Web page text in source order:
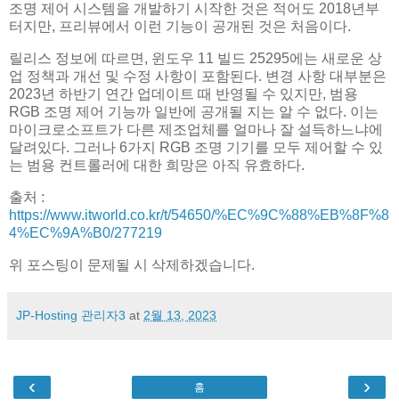
조명 제어 시스템을 개발하기 시작한 것은 적어도 2018년부
터지만, 프리뷰에서 이런 기능이 공개된 것은 처음이다.
릴리스 정보에 따르면, 윈도우 11 빌드 25295에는 새로운 상
업 정책과 개선 및 수정 사항이 포함된다. 변경 사항 대부분은
2023년 하반기 연간 업데이트 때 반영될 수 있지만, 범용
RGB 조명 제어 기능까 일반에 공개될 지는 알 수 없다. 이는
마이크로소프트가 다른 제조업체를 얼마나 잘 설득하느냐에
달려있다. 그러나 6가지 RGB 조명 기기를 모두 제어할 수 있
는 범용 컨트롤러에 대한 희망은 아직 유효하다.
출처 :
https://www.itworld.co.kr/t/54650/%EC%9C%88%EB%8F%8
4%EC%9A%B0/277219
위 포스팅이 문제될 시 삭제하겠습니다.
JP-Hosting 관리자3 at 2월 13, 2023
‹ ›
홈